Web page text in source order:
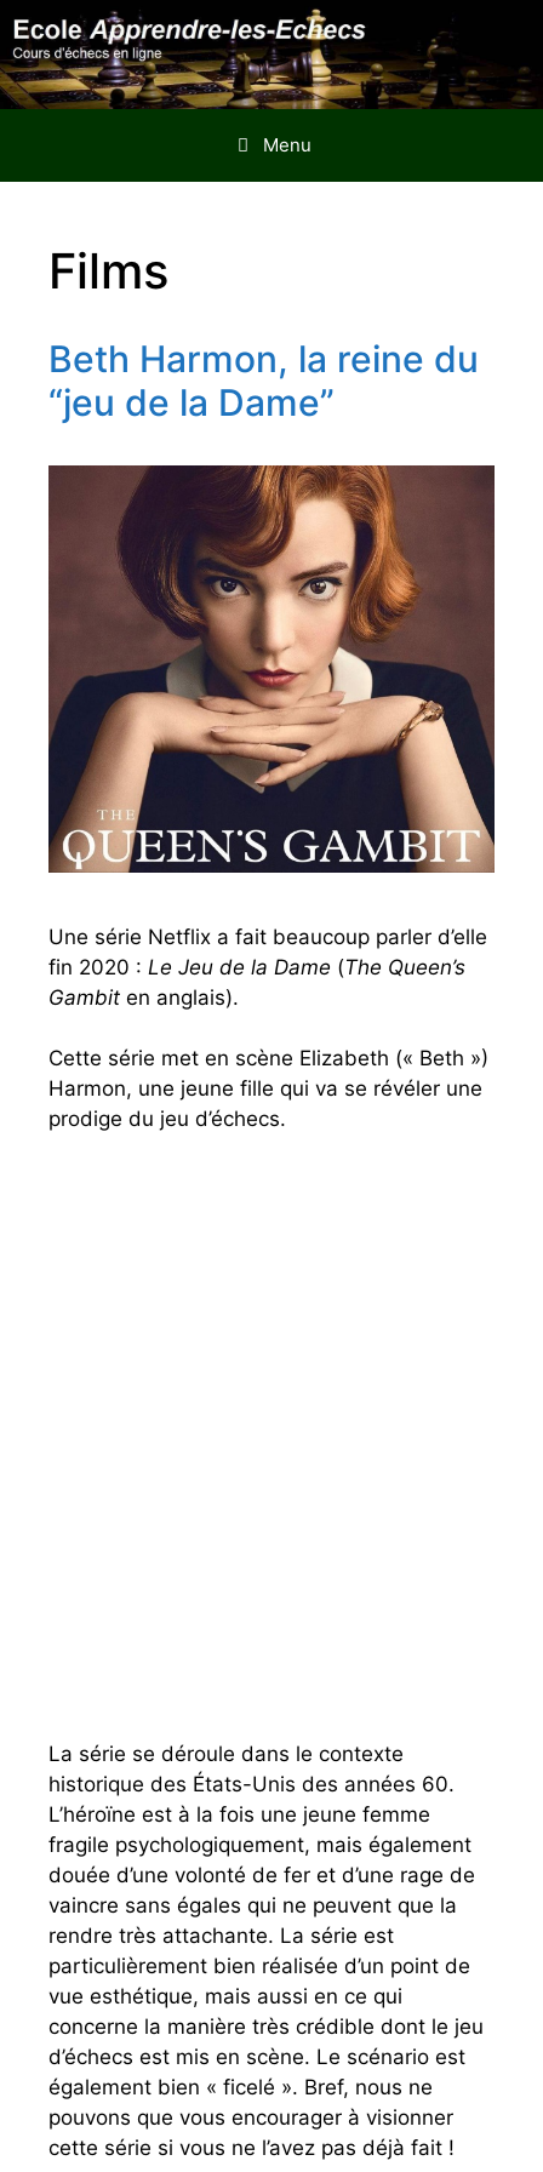
Aller
au
contenu
Menu
Films
Beth Harmon, la reine du
“jeu de la Dame”
Une série Netflix a fait beaucoup parler d’elle
fin 2020 : Le Jeu de la Dame (The Queen’s
Gambit en anglais).
Cette série met en scène Elizabeth (« Beth »)
Harmon, une jeune fille qui va se révéler une
prodige du jeu d’échecs.
La série se déroule dans le contexte
historique des États-Unis des années 60.
L’héroïne est à la fois une jeune femme
fragile psychologiquement, mais également
douée d’une volonté de fer et d’une rage de
vaincre sans égales qui ne peuvent que la
rendre très attachante. La série est
particulièrement bien réalisée d’un point de
vue esthétique, mais aussi en ce qui
concerne la manière très crédible dont le jeu
d’échecs est mis en scène. Le scénario est
également bien « ficelé ». Bref, nous ne
pouvons que vous encourager à visionner
cette série si vous ne l’avez pas déjà fait !